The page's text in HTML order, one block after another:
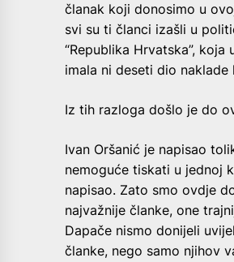
članak koji donosimo u
svi su ti članci izašli u
“Republika Hrvatska”, koja
imala ni deseti dio naklade
Iz tih razloga došlo je do
Ivan Oršanić je napisao
nemoguće tiskati u jednoj
napisao. Zato smo ovdje
najvažnije članke, one
Dapače nismo donijeli
članke, nego samo njihov